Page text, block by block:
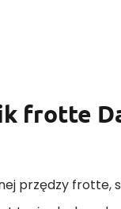
frotte
przędzy frotte,